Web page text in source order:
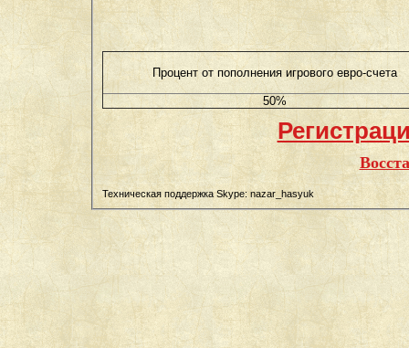
Процент от пополнения игрового евро-счета
50%
Техническая поддержка Skype: nazar_hasyuk